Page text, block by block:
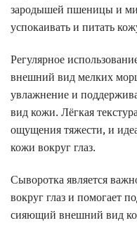
зародышей пшеницы и
успокаивать и питать
Регулярное
внешний вид мелких
увлажнение и
вид кожи. Лёгкая
ощущения тяжести, и
кожи вокруг глаз.
Сыворотка является
вокруг глаз и помогает
сияющий внешний вид